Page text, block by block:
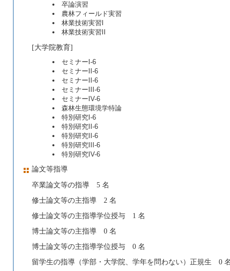
卒論演習
農林フィールド実習
林業技術実習I
林業技術実習II
[大学院教育]
セミナーI-6
セミナーII-6
セミナーII-6
セミナーIII-6
セミナーIV-6
森林生態環境学特論
特別研究I-6
特別研究II-6
特別研究II-6
特別研究III-6
特別研究IV-6
論文等指導
卒業論文等の指導 5 名
修士論文等の主指導 2 名
修士論文等の主指導学位授与 1 名
博士論文等の主指導 0 名
博士論文等の主指導学位授与 0 名
留学生の指導（学部・大学院、学年を問わない）正規生 0